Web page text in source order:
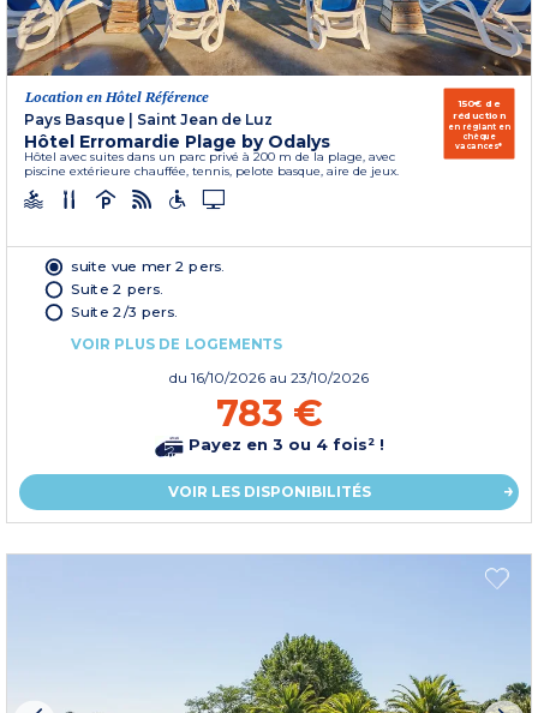
Location en Hôtel Référence
Pays Basque
Saint Jean de Luz
Hôtel Erromardie Plage by Odalys
Hôtel avec suites dans un parc privé à 200 m de la plage, avec
piscine extérieure chauffée, tennis, pelote basque, aire de jeux.
150€ de
réduction
en réglant en
chèque
vacances*
suite vue mer 2 pers.
Suite 2 pers.
Suite 2/3 pers.
VOIR PLUS DE LOGEMENTS
du 16/10/2026 au 23/10/2026
783 €
Payez en 3 ou 4 fois² !
VOIR LES DISPONIBILITÉS